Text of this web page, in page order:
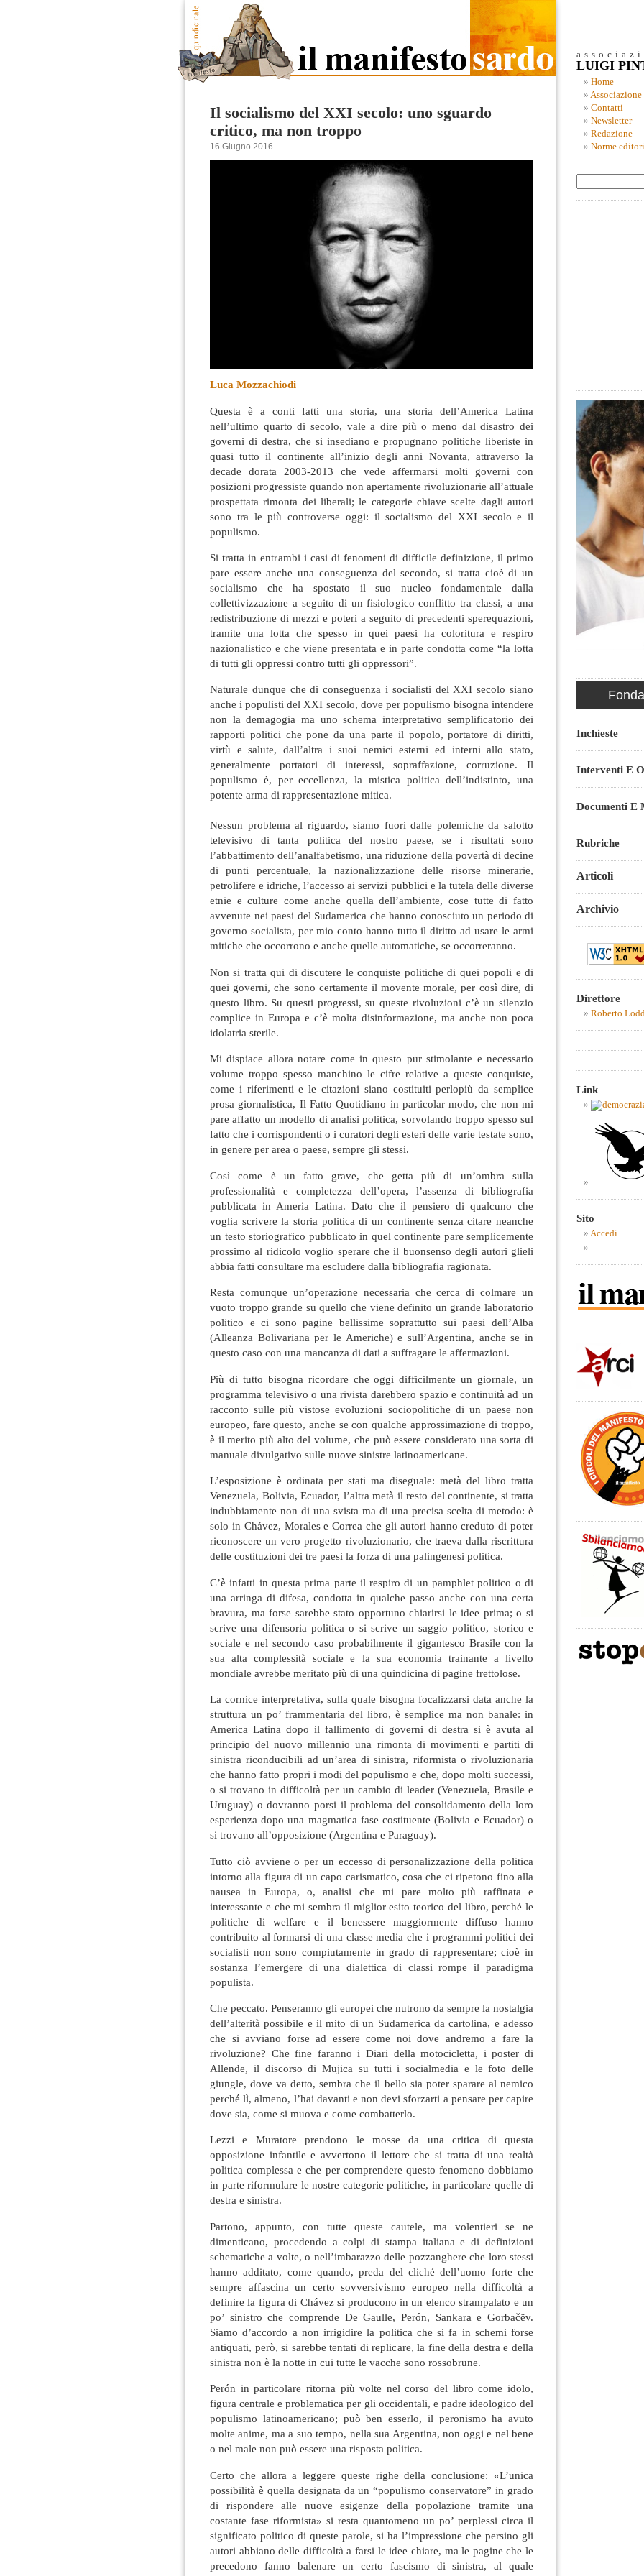
Il socialismo del XXI secolo: uno sguardo
critico, ma non troppo
16 Giugno 2016
Luca Mozzachiodi
Questa è a conti fatti una storia, una storia dell’America Latina
nell’ultimo quarto di secolo, vale a dire più o meno dal disastro dei
governi di destra, che si insediano e propugnano politiche liberiste in
quasi tutto il continente all’inizio degli anni Novanta, attraverso la
decade dorata 2003-2013 che vede affermarsi molti governi con
posizioni progressiste quando non apertamente rivoluzionarie all’attuale
prospettata rimonta dei liberali; le categorie chiave scelte dagli autori
sono tra le più controverse oggi: il socialismo del XXI secolo e il
populismo.
Si tratta in entrambi i casi di fenomeni di difficile definizione, il primo
pare essere anche una conseguenza del secondo, si tratta cioè di un
socialismo che ha spostato il suo nucleo fondamentale dalla
collettivizzazione a seguito di un fisiologico conflitto tra classi, a una
redistribuzione di mezzi e poteri a seguito di precedenti sperequazioni,
tramite una lotta che spesso in quei paesi ha coloritura e respiro
nazionalistico e che viene presentata e in parte condotta come “la lotta
di tutti gli oppressi contro tutti gli oppressori”.
Naturale dunque che di conseguenza i socialisti del XXI secolo siano
anche i populisti del XXI secolo, dove per populismo bisogna intendere
non la demagogia ma uno schema interpretativo semplificatorio dei
rapporti politici che pone da una parte il popolo, portatore di diritti,
virtù e salute, dall’altra i suoi nemici esterni ed interni allo stato,
generalmente portatori di interessi, sopraffazione, corruzione. Il
populismo è, per eccellenza, la mistica politica dell’indistinto, una
potente arma di rappresentazione mitica.
Nessun problema al riguardo, siamo fuori dalle polemiche da salotto
televisivo di tanta politica del nostro paese, se i risultati sono
l’abbattimento dell’analfabetismo, una riduzione della povertà di decine
di punti percentuale, la nazionalizzazione delle risorse minerarie,
petrolifere e idriche, l’accesso ai servizi pubblici e la tutela delle diverse
etnie e culture come anche quella dell’ambiente, cose tutte di fatto
avvenute nei paesi del Sudamerica che hanno conosciuto un periodo di
governo socialista, per mio conto hanno tutto il diritto ad usare le armi
mitiche che occorrono e anche quelle automatiche, se occorreranno.
Non si tratta qui di discutere le conquiste politiche di quei popoli e di
quei governi, che sono certamente il movente morale, per così dire, di
questo libro. Su questi progressi, su queste rivoluzioni c’è un silenzio
complice in Europa e c’è molta disinformazione, ma anche non poca
idolatria sterile.
Mi dispiace allora notare come in questo pur stimolante e necessario
volume troppo spesso manchino le cifre relative a queste conquiste,
come i riferimenti e le citazioni siano costituiti perlopiù da semplice
prosa giornalistica, Il Fatto Quotidiano in particolar modo, che non mi
pare affatto un modello di analisi politica, sorvolando troppo spesso sul
fatto che i corrispondenti o i curatori degli esteri delle varie testate sono,
in genere per area o paese, sempre gli stessi.
Così come è un fatto grave, che getta più di un’ombra sulla
professionalità e completezza dell’opera, l’assenza di bibliografia
pubblicata in Ameria Latina. Dato che il pensiero di qualcuno che
voglia scrivere la storia politica di un continente senza citare neanche
un testo storiografico pubblicato in quel continente pare semplicemente
prossimo al ridicolo voglio sperare che il buonsenso degli autori glieli
abbia fatti consultare ma escludere dalla bibliografia ragionata.
Resta comunque un’operazione necessaria che cerca di colmare un
vuoto troppo grande su quello che viene definito un grande laboratorio
politico e ci sono pagine bellissime soprattutto sui paesi dell’Alba
(Alleanza Bolivariana per le Americhe) e sull’Argentina, anche se in
questo caso con una mancanza di dati a suffragare le affermazioni.
Più di tutto bisogna ricordare che oggi difficilmente un giornale, un
programma televisivo o una rivista darebbero spazio e continuità ad un
racconto sulle più vistose evoluzioni sociopolitiche di un paese non
europeo, fare questo, anche se con qualche approssimazione di troppo,
è il merito più alto del volume, che può essere considerato una sorta di
manuale divulgativo sulle nuove sinistre latinoamericane.
L’esposizione è ordinata per stati ma diseguale: metà del libro tratta
Venezuela, Bolivia, Ecuador, l’altra metà il resto del continente, si tratta
indubbiamente non di una svista ma di una precisa scelta di metodo: è
solo in Chávez, Morales e Correa che gli autori hanno creduto di poter
riconoscere un vero progetto rivoluzionario, che traeva dalla riscrittura
delle costituzioni dei tre paesi la forza di una palingenesi politica.
C’è infatti in questa prima parte il respiro di un pamphlet politico o di
una arringa di difesa, condotta in qualche passo anche con una certa
bravura, ma forse sarebbe stato opportuno chiarirsi le idee prima; o si
scrive una difensoria politica o si scrive un saggio politico, storico e
sociale e nel secondo caso probabilmente il gigantesco Brasile con la
sua alta complessità sociale e la sua economia trainante a livello
mondiale avrebbe meritato più di una quindicina di pagine frettolose.
La cornice interpretativa, sulla quale bisogna focalizzarsi data anche la
struttura un po’ frammentaria del libro, è semplice ma non banale: in
America Latina dopo il fallimento di governi di destra si è avuta al
principio del nuovo millennio una rimonta di movimenti e partiti di
sinistra riconducibili ad un’area di sinistra, riformista o rivoluzionaria
che hanno fatto propri i modi del populismo e che, dopo molti successi,
o si trovano in difficoltà per un cambio di leader (Venezuela, Brasile e
Uruguay) o dovranno porsi il problema del consolidamento della loro
esperienza dopo una magmatica fase costituente (Bolivia e Ecuador) o
si trovano all’opposizione (Argentina e Paraguay).
Tutto ciò avviene o per un eccesso di personalizzazione della politica
intorno alla figura di un capo carismatico, cosa che ci ripetono fino alla
nausea in Europa, o, analisi che mi pare molto più raffinata e
interessante e che mi sembra il miglior esito teorico del libro, perché le
politiche di welfare e il benessere maggiormente diffuso hanno
contribuito al formarsi di una classe media che i programmi politici dei
socialisti non sono compiutamente in grado di rappresentare; cioè in
sostanza l’emergere di una dialettica di classi rompe il paradigma
populista.
Che peccato. Penseranno gli europei che nutrono da sempre la nostalgia
dell’alterità possibile e il mito di un Sudamerica da cartolina, e adesso
che si avviano forse ad essere come noi dove andremo a fare la
rivoluzione? Che fine faranno i Diari della motocicletta, i poster di
Allende, il discorso di Mujica su tutti i socialmedia e le foto delle
giungle, dove va detto, sembra che il bello sia poter sparare al nemico
perché lì, almeno, l’hai davanti e non devi sforzarti a pensare per capire
dove sia, come si muova e come combatterlo.
Lezzi e Muratore prendono le mosse da una critica di questa
opposizione infantile e avvertono il lettore che si tratta di una realtà
politica complessa e che per comprendere questo fenomeno dobbiamo
in parte riformulare le nostre categorie politiche, in particolare quelle di
destra e sinistra.
Partono, appunto, con tutte queste cautele, ma volentieri se ne
dimenticano, procedendo a colpi di stampa italiana e di definizioni
schematiche a volte, o nell’imbarazzo delle pozzanghere che loro stessi
hanno additato, come quando, preda del cliché dell’uomo forte che
sempre affascina un certo sovversivismo europeo nella difficoltà a
definire la figura di Chávez si producono in un elenco strampalato e un
po’ sinistro che comprende De Gaulle, Perón, Sankara e Gorbačëv.
Siamo d’accordo a non irrigidire la politica che si fa in schemi forse
antiquati, però, si sarebbe tentati di replicare, la fine della destra e della
sinistra non è la notte in cui tutte le vacche sono rossobrune.
Perón in particolare ritorna più volte nel corso del libro come idolo,
figura centrale e problematica per gli occidentali, e padre ideologico del
populismo latinoamericano; può ben esserlo, il peronismo ha avuto
molte anime, ma a suo tempo, nella sua Argentina, non oggi e nel bene
o nel male non può essere una risposta politica.
Certo che allora a leggere queste righe della conclusione: «L’unica
possibilità è quella designata da un “populismo conservatore” in grado
di rispondere alle nuove esigenze della popolazione tramite una
costante fase riformista» si resta quantomeno un po’ perplessi circa il
significato politico di queste parole, si ha l’impressione che persino gli
autori abbiano delle difficoltà a farsi le idee chiare, ma le pagine che le
precedono fanno balenare un certo fascismo di sinistra, al quale
LUIGI
Home
Associazione
Contatti
Newsletter
Redazione
Norme
Inchieste
Interventi E
Documenti E
Rubriche
Articoli
Archivio
Direttore
Roberto
Link
Sito
Accedi